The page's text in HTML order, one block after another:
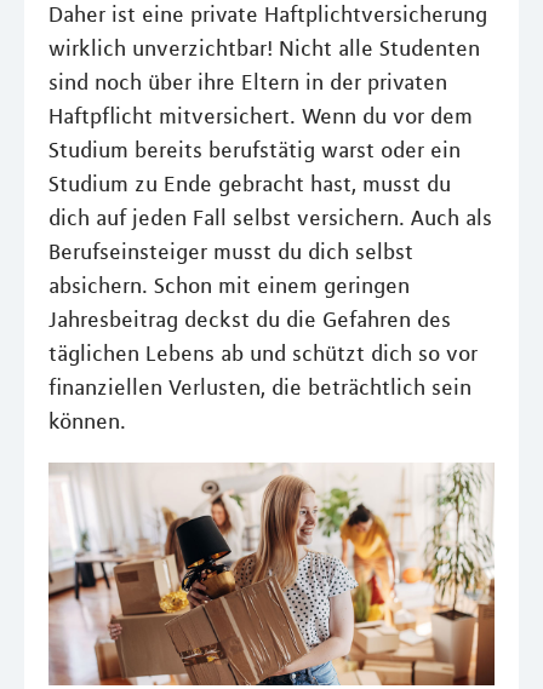
Daher ist eine private Haftplichtversicherung
wirklich unverzichtbar! Nicht alle Studenten
sind noch über ihre Eltern in der privaten
Haftpflicht mitversichert. Wenn du vor dem
Studium bereits berufstätig warst oder ein
Studium zu Ende gebracht hast, musst du
dich auf jeden Fall selbst versichern. Auch als
Berufseinsteiger musst du dich selbst
absichern. Schon mit einem geringen
Jahresbeitrag deckst du die Gefahren des
täglichen Lebens ab und schützt dich so vor
finanziellen Verlusten, die beträchtlich sein
können.